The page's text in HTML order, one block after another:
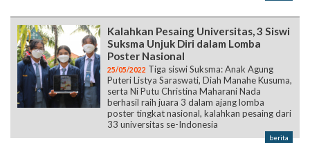
Kalahkan Pesaing Universitas, 3 Siswi
Suksma Unjuk Diri dalam Lomba
Poster Nasional
25/05/2022 Tiga siswi Suksma: Anak Agung
Puteri Listya Saraswati, Diah Manahe Kusuma,
serta Ni Putu Christina Maharani Nada
berhasil raih juara 3 dalam ajang lomba
poster tingkat nasional, kalahkan pesaing dari
33 universitas se-Indonesia
berita